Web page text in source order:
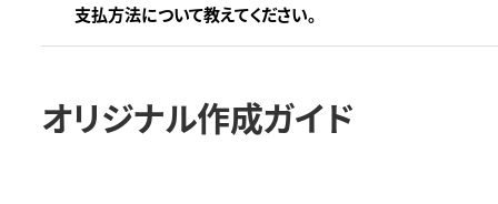
支払方法について教えてください。
オリジナル作成ガイド